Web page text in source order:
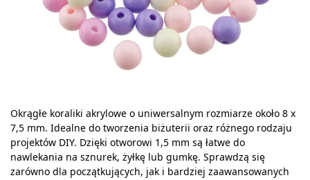
Okrągłe koraliki akrylowe o uniwersalnym rozmiarze około 8 x
7,5 mm. Idealne do tworzenia biżuterii oraz różnego rodzaju
projektów DIY. Dzięki otworowi 1,5 mm są łatwe do
nawlekania na sznurek, żyłkę lub gumkę. Sprawdzą się
zarówno dla początkujących, jak i bardziej zaawansowanych